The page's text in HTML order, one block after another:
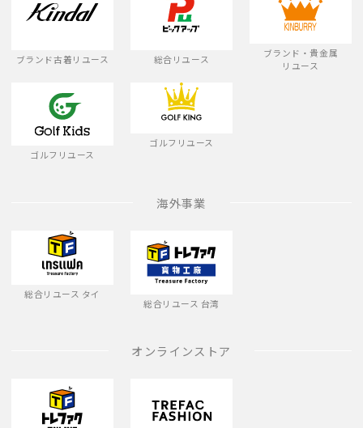
ブランド古着リユース 総合リユース
ブランド・貴金属
リユース
ゴルフリユース
ゴルフリユース
海外事業
総合リユース タイ
総合リユース 台湾
オンラインストア